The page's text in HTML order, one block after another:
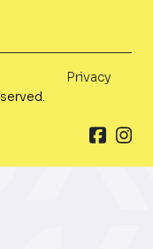
Privacy